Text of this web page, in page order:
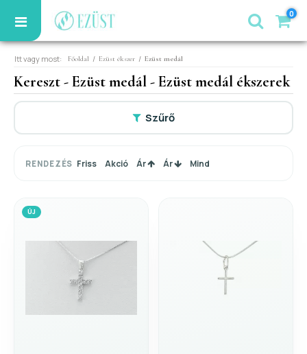
0
Itt vagy most: Főoldal / Ezüst ékszer / Ezüst medál
Kereszt - Ezüst medál - Ezüst medál ékszerek
Szűrő
RENDEZÉS Friss Akció Ár Ár Mind
ÚJ